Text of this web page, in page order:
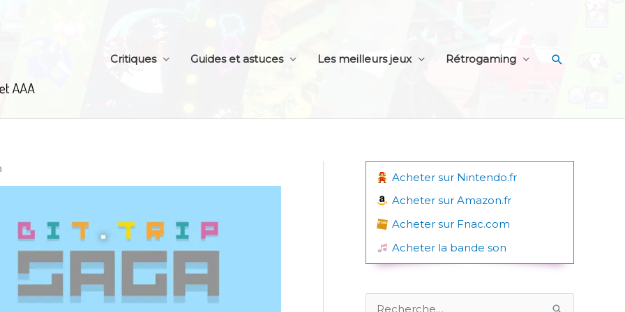
Critiques
Guides et astuces Les meilleurs jeux Rétrogaming
Acheter sur Nintendo.fr
Acheter sur Amazon.fr
Acheter sur Fnac.com
Acheter la bande son